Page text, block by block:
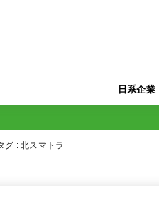
日系企業
グ : 北スマトラ